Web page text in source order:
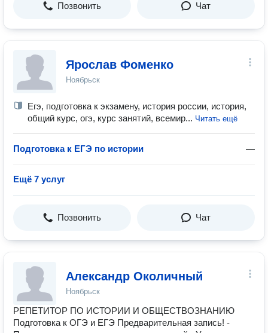
Позвонить Чат
Ярослав Фоменко
Ноябрьск
Егэ, подготовка к экзамену, история россии, история,
общий курс, огэ, курс занятий, всемир... Читать ещё
Подготовка к ЕГЭ по истории —
Ещё 7 услуг
Позвонить Чат
Александр Околичный
Ноябрьск
РЕПЕТИТОР ПО ИСТОРИИ И ОБЩЕСТВОЗНАНИЮ
Подготовка к ОГЭ и ЕГЭ Предварительная запись! -